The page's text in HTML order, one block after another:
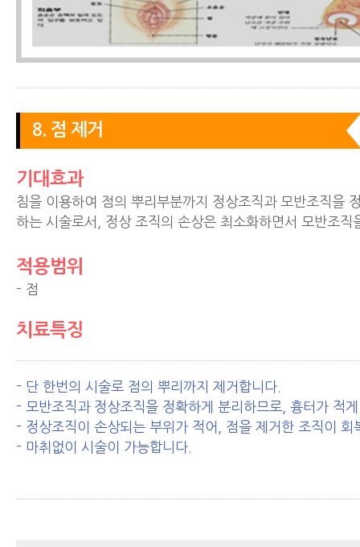
8. 점 제거
기대효과
침을 이용하여 점의 뿌리부분까지 정상조직과 모반조직을
하는 시술로서, 정상 조직의 손상은 최소화하면서 모반조직
적용범위
- 점
치료특징
- 단 한번의 시술로 점의 뿌리까지 제거합니다.
- 모반조직과 정상조직을 정확하게 분리하므로, 흉터가 적
- 정상조직이 손상되는 부위가 적어, 점을 제거한 조직이 회
- 마취없이 시술이 가능합니다.